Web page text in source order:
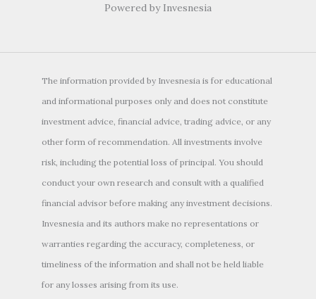
Powered by Invesnesia
The information provided by Invesnesia is for educational
and informational purposes only and does not constitute
investment advice, financial advice, trading advice, or any
other form of recommendation. All investments involve
risk, including the potential loss of principal. You should
conduct your own research and consult with a qualified
financial advisor before making any investment decisions.
Invesnesia and its authors make no representations or
warranties regarding the accuracy, completeness, or
timeliness of the information and shall not be held liable
for any losses arising from its use.